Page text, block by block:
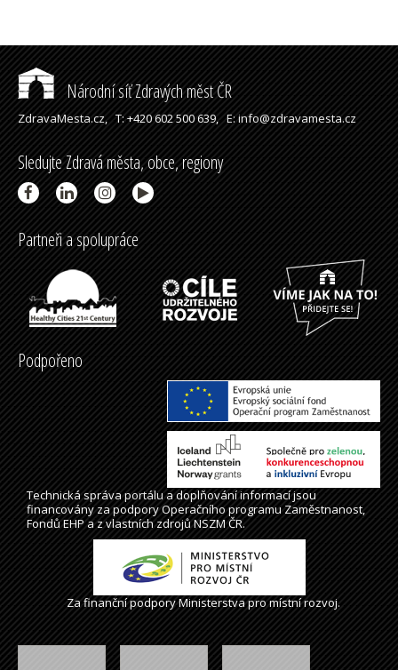
Národní síť Zdravých měst ČR
ZdravaMesta.cz,T: +420 602 500 639,E: info@zdravamesta.cz
Sledujte Zdravá města, obce, regiony
Partneři a spolupráce
Podpořeno
Technická správaportálua doplňování informací jsou
financovány za podpory Operačního programu Zaměstnanost,
Fondů EHP a z vlastních zdrojů NSZM ČR.
Za finanční podpory Ministerstva pro místní rozvoj.